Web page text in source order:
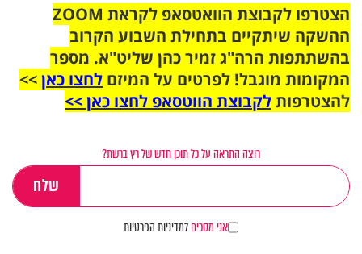
הצטרפו לקבוצת הוואטסאפ לקראת ZOOM
ההשקה שיתקיים בתחילת השבוע הקרוב
בהשתתפות הרה"ג זמיר כהן שליט"א. מספר
המקומות מוגבל! לפרטים על המיזם לחצו כאן>>
להצטרפותלקבוצת הווטסאפ לחצו כאן >>
רוצה התראה על כל תוכן חדש של רץ ברשת?
אני מסכיםלמדיניות הפרטיות